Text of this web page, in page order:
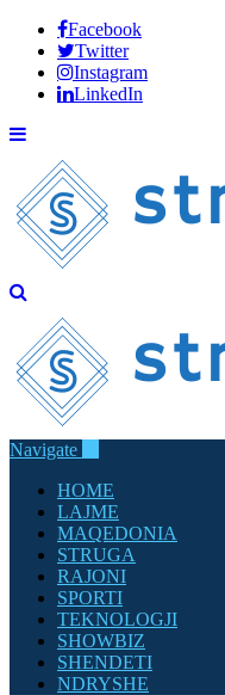
Facebook
Twitter
Instagram
LinkedIn
Navigate
HOME
LAJME
MAQEDONIA
STRUGA
RAJONI
SPORTI
TEKNOLOGJI
SHOWBIZ
SHENDETI
NDRYSHE